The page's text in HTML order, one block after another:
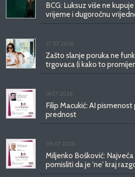
BCG: Luksuz više ne
vrijeme i dugoročnu
27.07.2026.
Zašto slanje poruka ne
trgovaca (i kako to
14.07.2026.
Filip Macukić: AI
prednost
08.07.2026.
Miljenko Bošković:
pomisliti da je 'ne' kraj